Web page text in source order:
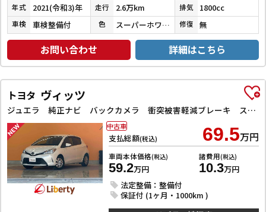
年式 2021(令和3)年 走行 2.6万km 排気 1800cc
車検 車検整備付 色 スーパーホワイトⅡ 修復 無
お問い合わせ 詳細はこちら
トヨタ ヴィッツ
ジュエラ 純正ナビ バックカメラ 衝突被害軽減ブレーキ スマートキー 電動格納ドアミラー マニュアルレベリング オートエアコン アクセサリーソケット 横滑り防止
支払総額(税込) 69.5万円
車両本体価格(税込)
59.2万円
諸費用(税込)
10.3万円
法定整備：整備付
保証付 (1ヶ月・1000km )
中古車